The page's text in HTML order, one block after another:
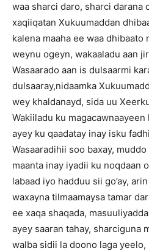
waa sharci daro, sharci darana
xaqiiqatan Xukuumaddan
kalena maaha ee waa
weynu ogeyn, wakaaladu aan
Wasaarado aan is dulsaarmi
dulsaaray,nidaamka
wey khaldanayd, sida uu
Wakiiladu ku
ayey ku qaadatay inay isku
Wasaaradihii soo baxay,
maanta inay iyadii ku noqdaan
labaad iyo hadduu sii go’ay,
waxayna tilmaamaysa tamar
ee xaqa shaqada,
ayey saaran tahay, sharciguna
walba sidii la doono laga yeelo,